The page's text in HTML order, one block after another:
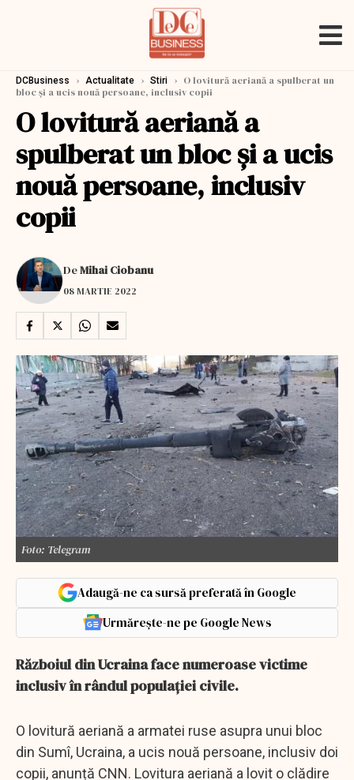
DCBusiness › Actualitate › Stiri › O lovitură aeriană a spulberat un
bloc şi a ucis nouă persoane, inclusiv copii
O lovitură aeriană a
spulberat un bloc şi a ucis
nouă persoane, inclusiv
copii
DeMihai Ciobanu
08 MARTIE 2022
Foto: Telegram
Adaugă-ne ca sursă preferată în Google
Urmărește-ne pe Google News
Războiul din Ucraina face numeroase victime
inclusiv în rândul populaţiei civile.
O lovitură aeriană a armatei ruse asupra unui bloc
din Sumî, Ucraina, a ucis nouă persoane, inclusiv doi
copii, anunță CNN. Lovitura aeriană a lovit o clădire